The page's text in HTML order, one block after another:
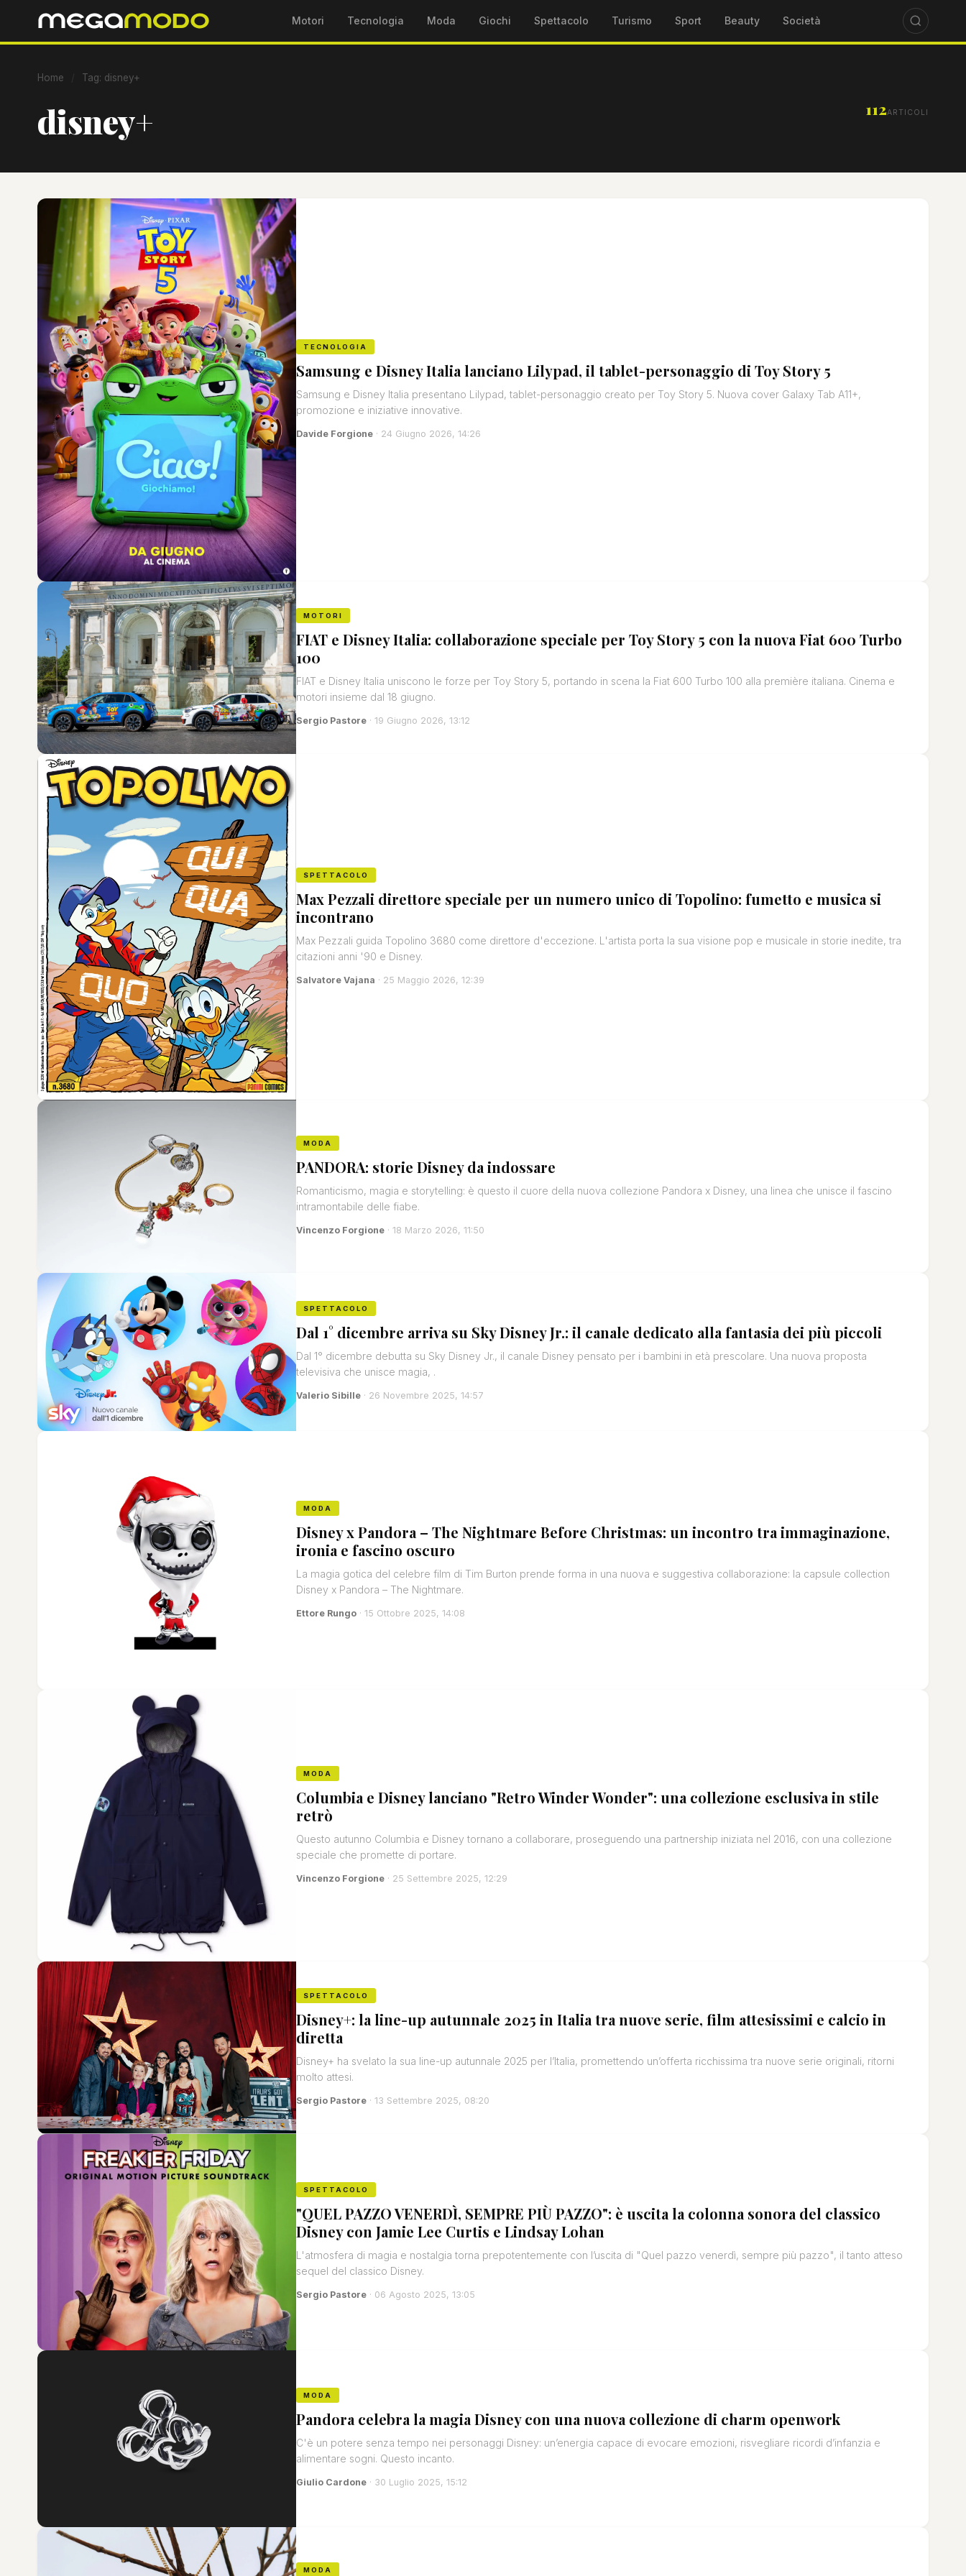
Motori Tecnologia Moda Giochi Spettacolo Turismo Sport Beauty Società
Home Tag: disney+
disney+ 112ARTICOLI
TECNOLOGIA
Samsung e Disney Italia lanciano Lilypad, il tablet-personaggio di Toy Story 5
Samsung e Disney Italia presentano Lilypad, tablet-personaggio creato per Toy Story 5. Nuova cover Galaxy Tab A11+,
promozione e iniziative innovative.
Davide Forgione · 24 Giugno 2026, 14:26
MOTORI
FIAT e Disney Italia: collaborazione speciale per Toy Story 5 con la nuova Fiat 600 Turbo
100
FIAT e Disney Italia uniscono le forze per Toy Story 5, portando in scena la Fiat 600 Turbo 100 alla première italiana. Cinema e
motori insieme dal 18 giugno.
Sergio Pastore · 19 Giugno 2026, 13:12
SPETTACOLO
Max Pezzali direttore speciale per un numero unico di Topolino: fumetto e musica si
incontrano
Max Pezzali guida Topolino 3680 come direttore d'eccezione. L'artista porta la sua visione pop e musicale in storie inedite, tra
citazioni anni '90 e Disney.
Salvatore Vajana · 25 Maggio 2026, 12:39
MODA
PANDORA: storie Disney da indossare
Romanticismo, magia e storytelling: è questo il cuore della nuova collezione Pandora x Disney, una linea che unisce il fascino
intramontabile delle fiabe.
Vincenzo Forgione · 18 Marzo 2026, 11:50
SPETTACOLO
Dal 1° dicembre arriva su Sky Disney Jr.: il canale dedicato alla fantasia dei più piccoli
Dal 1° dicembre debutta su Sky Disney Jr., il canale Disney pensato per i bambini in età prescolare. Una nuova proposta
televisiva che unisce magia, .
Valerio Sibille · 26 Novembre 2025, 14:57
MODA
Disney x Pandora – The Nightmare Before Christmas: un incontro tra immaginazione,
ironia e fascino oscuro
La magia gotica del celebre film di Tim Burton prende forma in una nuova e suggestiva collaborazione: la capsule collection
Disney x Pandora – The Nightmare.
Ettore Rungo · 15 Ottobre 2025, 14:08
MODA
Columbia e Disney lanciano "Retro Winder Wonder": una collezione esclusiva in stile
retrò
Questo autunno Columbia e Disney tornano a collaborare, proseguendo una partnership iniziata nel 2016, con una collezione
speciale che promette di portare.
Vincenzo Forgione · 25 Settembre 2025, 12:29
SPETTACOLO
Disney+: la line-up autunnale 2025 in Italia tra nuove serie, film attesissimi e calcio in
diretta
Disney+ ha svelato la sua line-up autunnale 2025 per l’Italia, promettendo un’offerta ricchissima tra nuove serie originali, ritorni
molto attesi.
Sergio Pastore · 13 Settembre 2025, 08:20
SPETTACOLO
"QUEL PAZZO VENERDÌ, SEMPRE PIÙ PAZZO": è uscita la colonna sonora del classico
Disney con Jamie Lee Curtis e Lindsay Lohan
L'atmosfera di magia e nostalgia torna prepotentemente con l’uscita di "Quel pazzo venerdì, sempre più pazzo", il tanto atteso
sequel del classico Disney.
Sergio Pastore · 06 Agosto 2025, 13:05
MODA
Pandora celebra la magia Disney con una nuova collezione di charm openwork
C'è un potere senza tempo nei personaggi Disney: un’energia capace di evocare emozioni, risvegliare ricordi d’infanzia e
alimentare sogni. Questo incanto.
Giulio Cardone · 30 Luglio 2025, 15:12
MODA